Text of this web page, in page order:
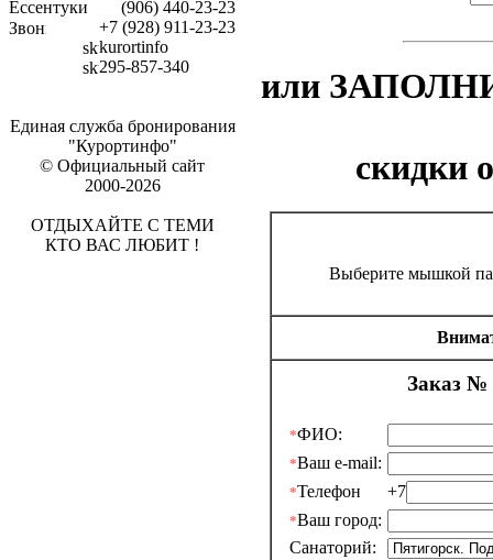
Ессентуки
(906) 440-23-23
+7 (928) 911-23-23
kurortinfo
295-857-340
Единая служба бронирования
"Курортинфо"
© Официальный сайт
2000-2026
ОТДЫХАЙТЕ С ТЕМИ
КТО ВАС ЛЮБИТ !
или
скидки
Выберите мышкой
Заказ №
*ФИО:
*Ваш e-mail:
*Телефон +7
*Ваш город:
Санаторий: